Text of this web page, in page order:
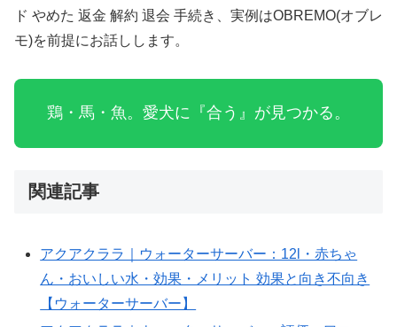
ド やめた 返金 解約 退会 手続き、実例はOBREMO(オブレ
モ)を前提にお話しします。
鶏・馬・魚。愛犬に『合う』が見つかる。
関連記事
アクアクララ｜ウォーターサーバー：12l・赤ちゃ
ん・おいしい水・効果・メリット 効果と向き不向き
【ウォーターサーバー】